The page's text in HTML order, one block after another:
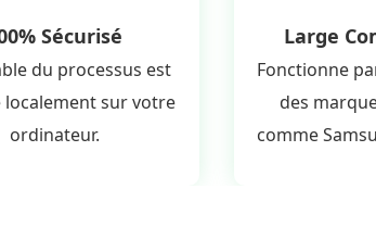
Sécurisé
du processus est
localement sur votre
ordinateur.
Large
Fonctionne
des
comme